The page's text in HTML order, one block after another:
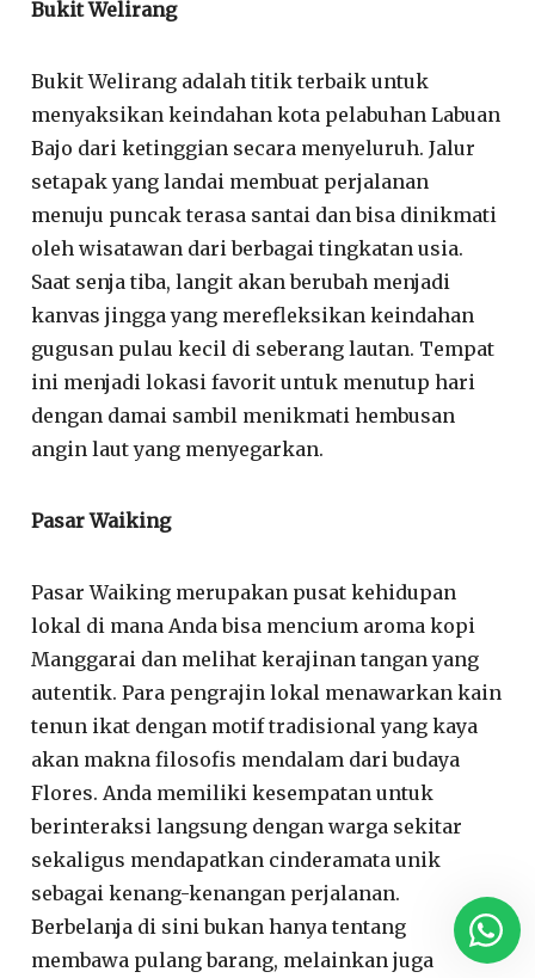
Bukit Welirang
Bukit Welirang adalah titik terbaik untuk
menyaksikan keindahan kota pelabuhan Labuan
Bajo dari ketinggian secara menyeluruh. Jalur
setapak yang landai membuat perjalanan
menuju puncak terasa santai dan bisa dinikmati
oleh wisatawan dari berbagai tingkatan usia.
Saat senja tiba, langit akan berubah menjadi
kanvas jingga yang merefleksikan keindahan
gugusan pulau kecil di seberang lautan. Tempat
ini menjadi lokasi favorit untuk menutup hari
dengan damai sambil menikmati hembusan
angin laut yang menyegarkan.
Pasar Waiking
Pasar Waiking merupakan pusat kehidupan
lokal di mana Anda bisa mencium aroma kopi
Manggarai dan melihat kerajinan tangan yang
autentik. Para pengrajin lokal menawarkan kain
tenun ikat dengan motif tradisional yang kaya
akan makna filosofis mendalam dari budaya
Flores. Anda memiliki kesempatan untuk
berinteraksi langsung dengan warga sekitar
sekaligus mendapatkan cinderamata unik
sebagai kenang-kenangan perjalanan.
Berbelanja di sini bukan hanya tentang
membawa pulang barang, melainkan juga